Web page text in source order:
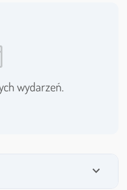
wydarzeń.
expand_more